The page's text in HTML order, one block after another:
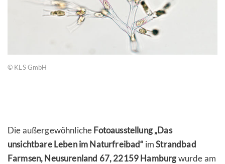
© KLS GmbH
Die außergewöhnliche Fotoausstellung „Das
unsichtbare Leben im Naturfreibad“ imStrandbad
Farmsen, Neusurenland 67, 22159 Hamburg wurde am